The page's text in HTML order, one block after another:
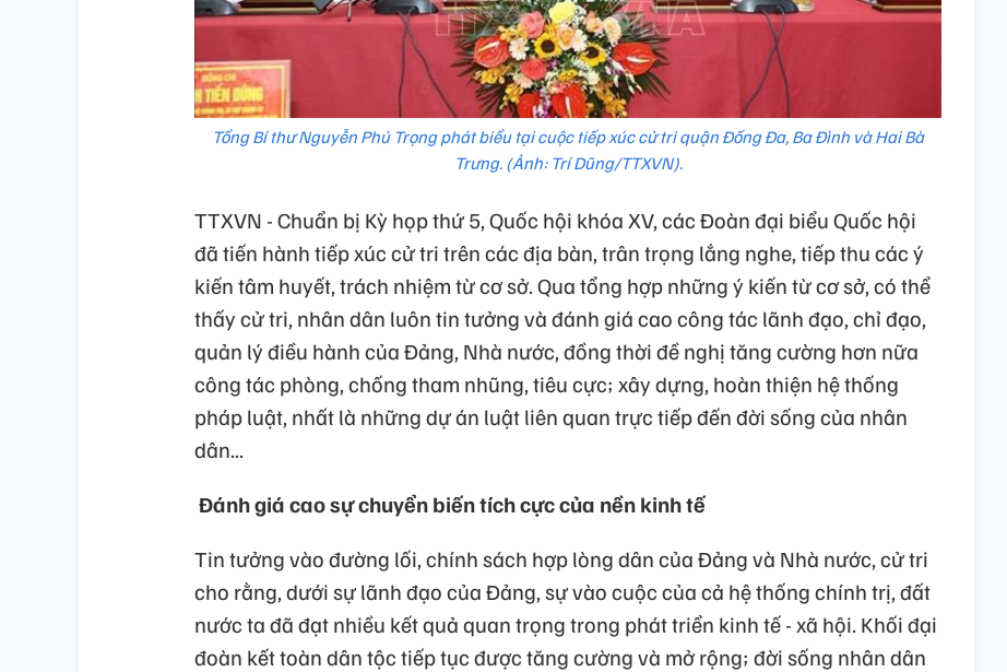
Tổng Bí thư Nguyễn Phú Trọng phát biểu tại cuộc tiếp xúc cử tri quận Đống Đa, Ba Đình và Hai Bà
Trưng. (Ảnh: Trí Dũng/TTXVN).
TTXVN - Chuẩn bị Kỳ họp thứ 5, Quốc hội khóa XV, các Đoàn đại biểu Quốc hội
đã tiến hành tiếp xúc cử tri trên các địa bàn, trân trọng lắng nghe, tiếp thu các ý
kiến tâm huyết, trách nhiệm từ cơ sở. Qua tổng hợp những ý kiến từ cơ sở, có thể
thấy cử tri, nhân dân luôn tin tưởng và đánh giá cao công tác lãnh đạo, chỉ đạo,
quản lý điều hành của Đảng, Nhà nước, đồng thời đề nghị tăng cường hơn nữa
công tác phòng, chống tham nhũng, tiêu cực; xây dựng, hoàn thiện hệ thống
pháp luật, nhất là những dự án luật liên quan trực tiếp đến đời sống của nhân
dân...
Đánh giá cao sự chuyển biến tích cực của nền kinh tế
Tin tưởng vào đường lối, chính sách hợp lòng dân của Đảng và Nhà nước, cử tri
cho rằng, dưới sự lãnh đạo của Đảng, sự vào cuộc của cả hệ thống chính trị, đất
nước ta đã đạt nhiều kết quả quan trọng trong phát triển kinh tế - xã hội. Khối đại
đoàn kết toàn dân tộc tiếp tục được tăng cường và mở rộng; đời sống nhân dân